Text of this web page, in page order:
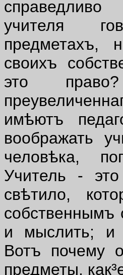
учителя
предметахъ,
своихъ
это
имѣютъ
воображать
человѣка,
Учитель -
свѣтило,
собственнымъ
и мыслить; и
Вотъ почему
предметы,